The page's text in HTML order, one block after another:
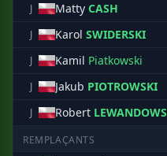
J Matty CASH
J
Karol SWIDERSKI
J
Kamil Piatkowski
J
Jakub PIOTROWSKI
J
Robert
REMPLAÇANTS